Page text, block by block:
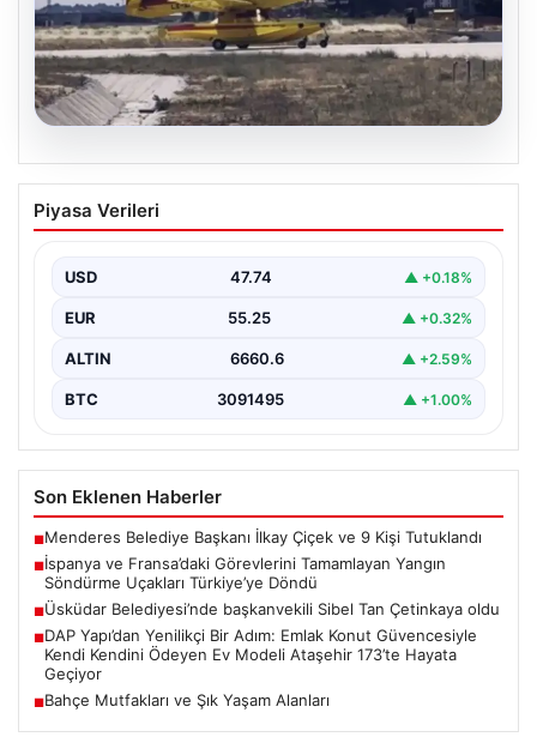
06.08.2026
İspanya ve Fransa’daki Görevlerini
Tamamlayan Yangın Söndürme Uçakları
Orman Genel Müdürlüğü tarafından yapılan açıklamada,
büyük…
Piyasa Verileri
USD 47.74 ▲ +0.18%
EUR 55.25 ▲ +0.32%
ALTIN 6660.6 ▲ +2.59%
BTC 3091495 ▲ +1.00%
Son Eklenen Haberler
■Menderes Belediye Başkanı İlkay Çiçek ve 9 Kişi Tutuklandı
■İspanya ve Fransa’daki Görevlerini Tamamlayan Yangın
Söndürme Uçakları Türkiye’ye Döndü
■Üsküdar Belediyesi’nde başkanvekili Sibel Tan Çetinkaya oldu
■DAP Yapı’dan Yenilikçi Bir Adım: Emlak Konut Güvencesiyle
Kendi Kendini Ödeyen Ev Modeli Ataşehir 173’te Hayata
Geçiyor
■Bahçe Mutfakları ve Şık Yaşam Alanları